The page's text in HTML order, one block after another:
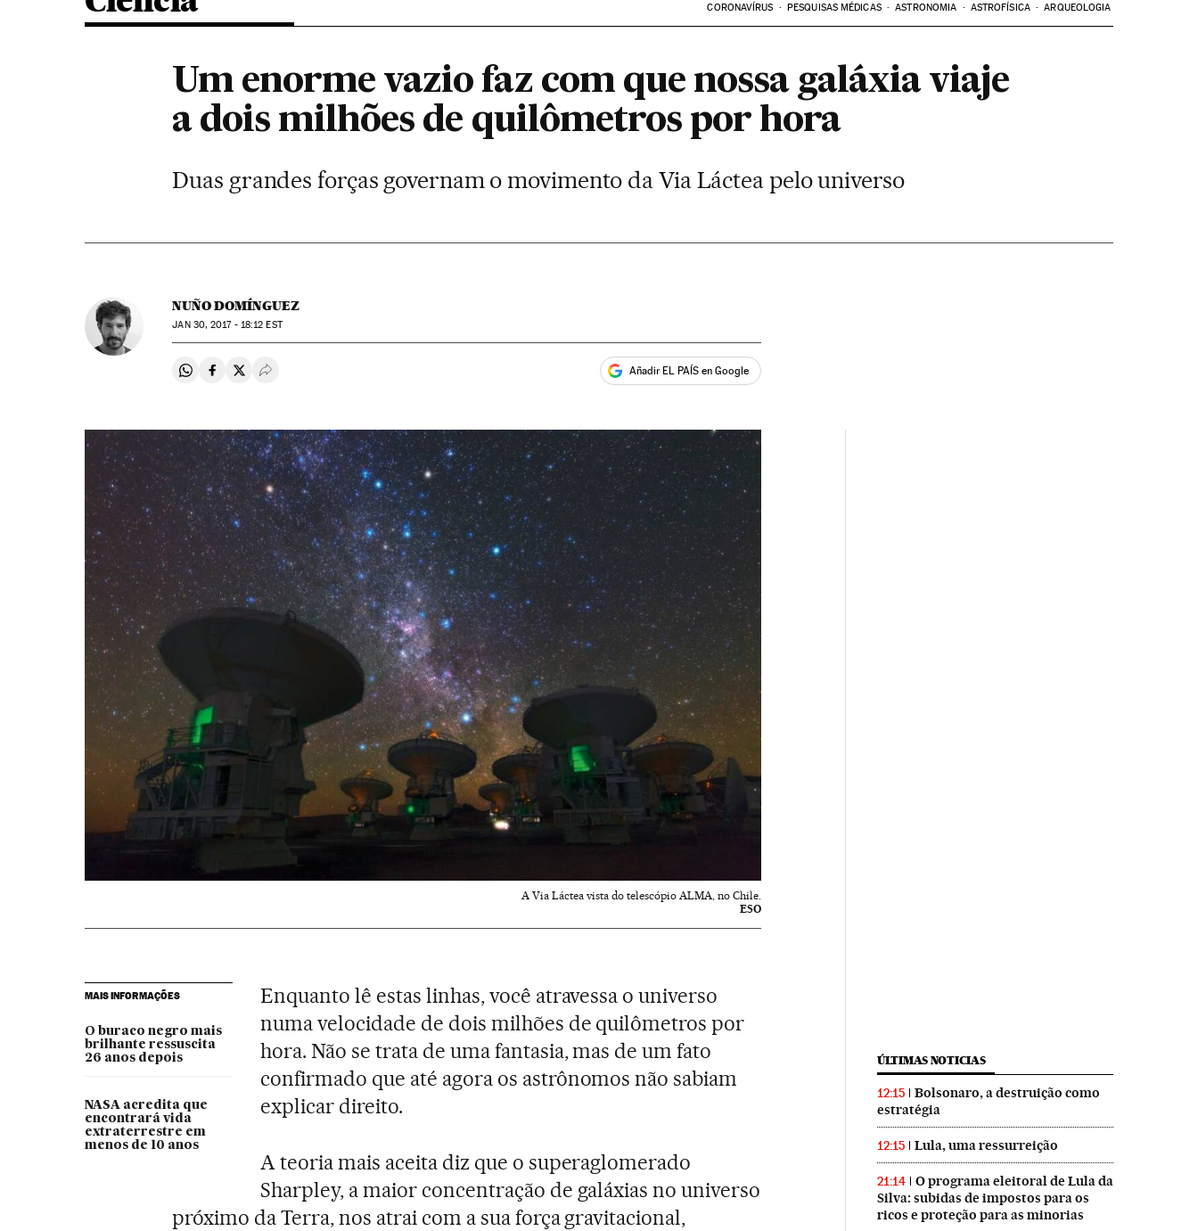
CORONAVÍRUS PESQUISAS MÉDICAS ASTRONOMIA ASTROFÍSICA ARQUEOLOGIA
Um enorme vazio faz com que nossa galáxia viaje
a dois milhões de quilômetros por hora
Duas grandes forças governam o movimento da Via Láctea pelo universo
NUÑO DOMÍNGUEZ
JAN30, 2017 - 18:12 EST
Compartir en Whatsapp
Compartir en Facebook
Compartir en Twitter
Desplegar Redes Sociales Añadir EL PAÍS en Google
A Via Láctea vista do telescópio ALMA, no Chile.
ESO
MAIS INFORMAÇÕES
O buraco negro mais
brilhante ressuscita
26 anos depois
NASA acredita que
encontrará vida
extraterrestre em
menos de 10 anos
Enquanto lê estas linhas, você atravessa o universo
numa velocidade de dois milhões de quilômetros por
hora. Não se trata de uma fantasia, mas de um fato
confirmado que até agora os astrônomos não sabiam
explicar direito.
A teoria mais aceita diz que o superaglomerado
Sharpley, a maior concentração de galáxias no universo
próximo da Terra, nos atrai com a sua força gravitacional,
ÚLTIMAS NOTICIAS
12:15
Bolsonaro, a destruição como
estratégia
12:15 Lula, uma ressurreição
21:14
O programa eleitoral de Lula da
Silva: subidas de impostos para os
ricos e proteção para as minorias